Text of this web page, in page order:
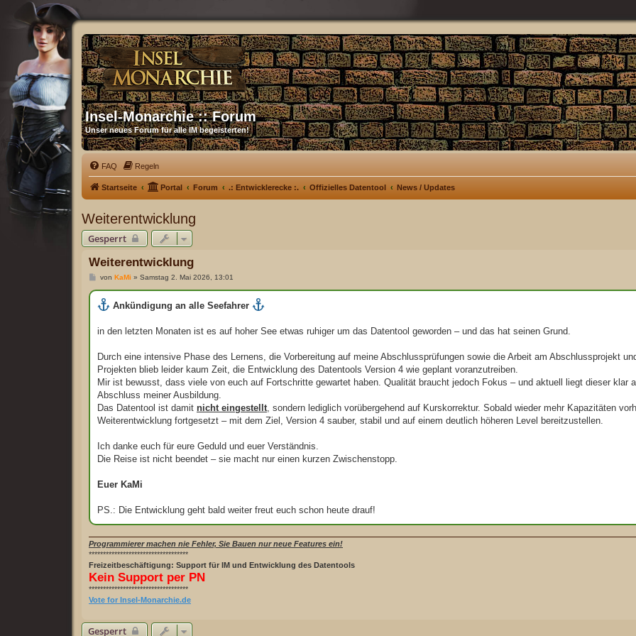
Insel-Monarchie :: Forum
Unser neues Forum für alle IM begeisterten!
FAQ Regeln
Startseite Portal Forum .: Entwicklerecke :. Offizielles Datentool News / Updates
Weiterentwicklung
Gesperrt
Weiterentwicklung
B
i
r
g
von KaMi » Samstag 2. Mai 2026, 13:01
Ankündigung an alle Seefahrer
in den letzten Monaten ist es auf hoher See etwas ruhiger um das Datentool geworden – und das hat seinen Grund.
Durch eine intensive Phase des Lernens, die Vorbereitung auf meine Abschlussprüfungen sowie die Arbeit am Abschlussprojekt
Projekten blieb leider kaum Zeit, die Entwicklung des Datentools Version 4 wie geplant voranzutreiben.
Mir ist bewusst, dass viele von euch auf Fortschritte gewartet haben. Qualität braucht jedoch Fokus – und aktuell liegt dieser klar
Abschluss meiner Ausbildung.
Das Datentool ist damit nicht eingestellt , sondern lediglich vorübergehend auf Kurskorrektur. Sobald wieder mehr Kapazitäten
Weiterentwicklung fortgesetzt – mit dem Ziel, Version 4 sauber, stabil und auf einem deutlich höheren Level bereitzustellen.
Ich danke euch für eure Geduld und euer Verständnis.
Die Reise ist nicht beendet – sie macht nur einen kurzen Zwischenstopp.
Euer KaMi
PS.: Die Entwicklung geht bald weiter freut euch schon heute drauf!
Programmierer machen nie Fehler, Sie Bauen nur neue Features ein!
***********************************
Freizeitbeschäftigung: Support für IM und Entwicklung des Datentools
Kein Support per PN
***********************************
Vote for Insel-Monarchie.de
Gesperrt